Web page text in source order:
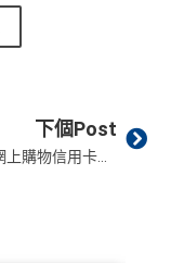
下個Post
【外幣網上購物信用卡優惠比較2025】海外Online Shopping揀高回贈信用卡｜大額簽賬就揀用免外幣手續費信用卡